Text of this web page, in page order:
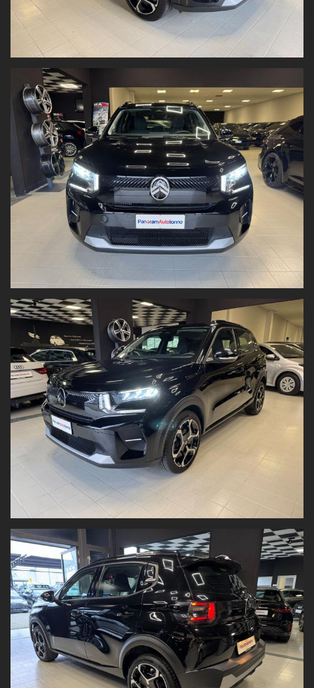
barre sul tetto nere
cerchi con copriruota integrale da 17" Azurite
chiusura centralizzata con pulsante di sicurezza e visualizzazione
permanente delle porte chiuse
fari a LED
fari posteriori a LED 3D
head up display
interni in tessuto Urban Grey
retrovisori esterni elettrici e riscaldabili
riconoscimento dei limiti di velocità e raccomandazione
rilevatore di stanchezza
ripartitore elettronico di frenata REF
sedile guida regolabile in altezza
sedile posteriore frazionato 1/3-2/3 ribaltabile
sensore pioggia e crepuscolare
sensori di parcheggio posteriori
sensori pressione pneumatici
servosterzo con funzione City
sospensioni Citroën Advanced Comfort®
spoiler posteriore
volante in eco-pelle
volante regolabile in altezza e profondità
Il prezzo è al netto dell'immatricolazione ed è valido con
promozione Panoramauto Torino S.r.l.
Valutiamo il tuo usato!
Vuoi permutare la tua vettura o venderla?
Inviacifoto e datidirettamente dal nostro sito:
www.panoramautotorino.it→ sezione “Acquistiamo il tuo
usato”
Ti aspettiamo in Strada Settimo 364, Torino, di fronte al centro
commerciale Panorama.
Nota bene:
Tutti i dati tecnici e gli accessori del veicolo sono riportati con la
massima accuratezza possibile. Tuttavia, le informazioni hanno
valore indicativo non costituiscono vincolo contrattuale
Fogli informativi disponibili in sede.